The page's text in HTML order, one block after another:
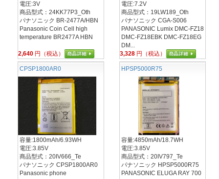
電圧:3V
商品型式：24KK77P3_Oth
パナソニック BR-2477A/HBN
Panasonic Coin Cell high
temperature BR2477A HBN
2,640 円（税込）
電圧:7.2V
商品型式：19LW189_Oth
パナソニック CGA-S006
PANASONIC Lumix DMC-FZ18
DMC-FZ18EBK DMC-FZ18EG
DM...
3,328 円（税込）
CPSP1800AR0
容量:1800mAh/6.93WH
電圧:3.85V
商品型式：20IV666_Te
パナソニック CPSP1800AR0
Panasonic phone
HPSP5000R75
容量:4850mAh/18.7WH
電圧:3.85V
商品型式：20IV797_Te
パナソニック HPSP5000R75
PANASONIC ELUGA RAY 700